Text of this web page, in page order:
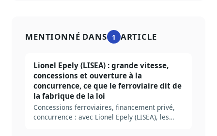
MENTIONNÉ DANS 1 ARTICLE
Lionel Epely (LISEA) : grande vitesse,
concessions et ouverture à la
concurrence, ce que le ferroviaire dit de
la fabrique de la loi
Concessions ferroviaires, financement privé,
concurrence : avec Lionel Epely (LISEA), les